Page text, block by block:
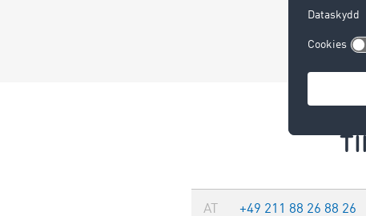
AT +49 211 88 26 88 26